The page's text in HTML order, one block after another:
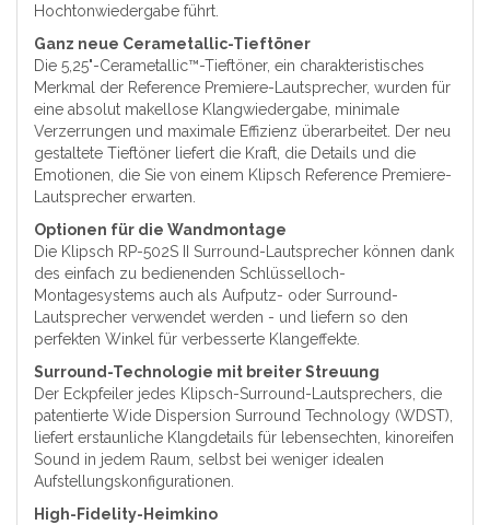
Hochtonwiedergabe führt.
Ganz neue Cerametallic-Tieftöner
Die 5,25"-Cerametallic™-Tieftöner, ein charakteristisches
Merkmal der Reference Premiere-Lautsprecher, wurden für
eine absolut makellose Klangwiedergabe, minimale
Verzerrungen und maximale Effizienz überarbeitet. Der neu
gestaltete Tieftöner liefert die Kraft, die Details und die
Emotionen, die Sie von einem Klipsch Reference Premiere-
Lautsprecher erwarten.
Optionen für die Wandmontage
Die Klipsch RP-502S II Surround-Lautsprecher können dank
des einfach zu bedienenden Schlüsselloch-
Montagesystems auch als Aufputz- oder Surround-
Lautsprecher verwendet werden - und liefern so den
perfekten Winkel für verbesserte Klangeffekte.
Surround-Technologie mit breiter Streuung
Der Eckpfeiler jedes Klipsch-Surround-Lautsprechers, die
patentierte Wide Dispersion Surround Technology (WDST),
liefert erstaunliche Klangdetails für lebensechten, kinoreifen
Sound in jedem Raum, selbst bei weniger idealen
Aufstellungskonfigurationen.
High-Fidelity-Heimkino